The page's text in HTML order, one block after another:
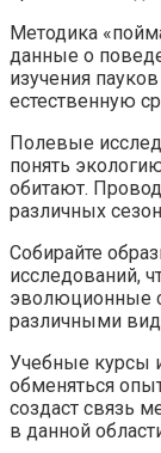
Методика
данные о
изучения
естественную
Полевые
понять
обитают.
различных
Собирайте
исследований,
эволюционные
различными
Учебные курсы
обменяться
создаст связь
в данной